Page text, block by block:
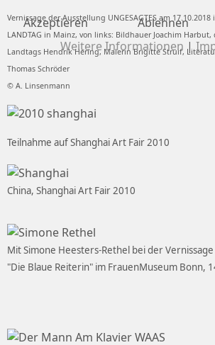
Vernissage der Ausstellung UNGESAGTES am
LANDTAG in Mainz, von links: Bildhauer Joachim Harbut,
Landtags Hendrik Hering, Malerin Brigitte Struif,
Thomas Schröder
© A. Linsenmann
Teilnahme auf Shanghai Art Fair 2010
China, Shanghai Art Fair 2010
Mit Simone Heesters-Rethel bei der
"Die Blaue Reiterin" im FrauenMuseum Bonn,
Akzeptieren
Ablehnen
Weitere Informationen |